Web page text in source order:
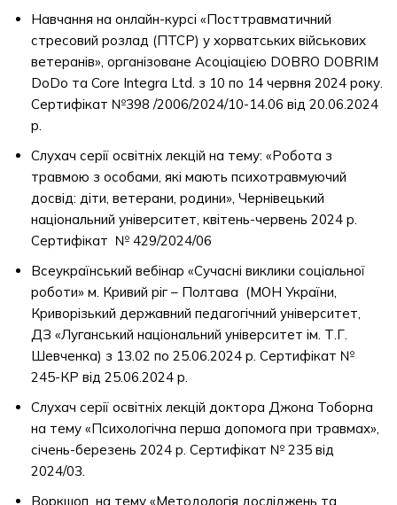
Навчання на онлайн-курсі «Посттравматичний
стресовий розлад (ПТСР) у хорватських військових
ветеранів», організоване Асоціацією DOBRO DOBRIM
DoDo та Core Integra Ltd. з 10 по 14 червня 2024 року.
Сертифікат №398 /2006/2024/10-14.06 від 20.06.2024
р.
Слухач серії освітніх лекцій на тему: «Робота з
травмою з особами, які мають психотравмуючий
досвід: діти, ветерани, родини», Чернівецький
національний університет, квітень-червень 2024 р.
Сертифікат № 429/2024/06
Всеукраїнський вебінар «Сучасні виклики соціальної
роботи» м. Кривий ріг – Полтава (МОН України,
Криворізький державний педагогічний університет,
ДЗ «Луганський національний університет ім. Т.Г.
Шевченка) з 13.02 по 25.06.2024 р. Сертифікат №
245-КР від 25.06.2024 р.
Слухач серії освітніх лекцій доктора Джона Тоборна
на тему «Психологічна перша допомога при травмах»,
січень-березень 2024 р. Сертифікат № 235 від
2024/03.
Воркшоп на тему «Методологія досліджень та